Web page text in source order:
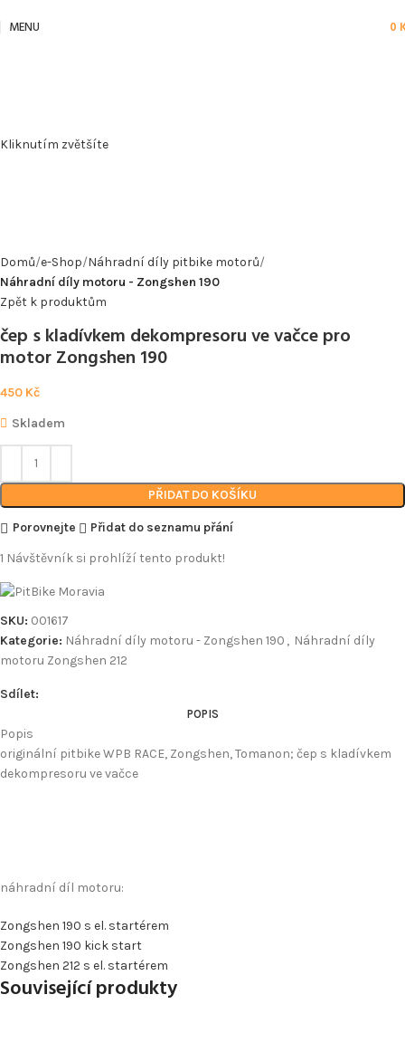
MENU 0
Kliknutím zvětšíte
Domů e-Shop Náhradní díly pitbike motorů
Náhradní díly motoru - Zongshen 190
Zpět k produktům
čep s kladívkem dekompresoru ve vačce pro
motor Zongshen 190
450 Kč
Skladem
PŘIDAT DO KOŠÍKU
Porovnejte
Přidat do seznamu přání
1 Návštěvník si prohlíží tento produkt!
SKU: 001617
Kategorie: Náhradní díly motoru - Zongshen 190 , Náhradní díly
motoru Zongshen 212
Sdílet:
POPIS
Popis
originální pitbike WPB RACE, Zongshen, Tomanon; čep s kladívkem
dekompresoru ve vačce
náhradní díl motoru:
Zongshen 190 s el. startérem
Zongshen 190 kick start
Zongshen 212 s el. startérem
Související produkty